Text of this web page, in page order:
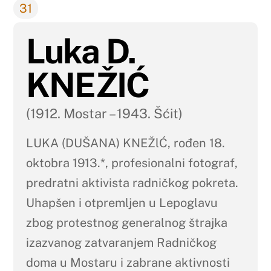
31
Luka D.
KNEŽIĆ
(1912. Mostar – 1943. Šćit)
LUKA (DUŠANA) KNEŽlĆ, rođen 18.
oktobra 1913.*, profesionalni fotograf,
predratni aktivista radničkog pokreta.
Uhapšen i otpremljen u Lepoglavu
zbog protestnog generalnog štrajka
izazvanog zatvaranjem Radničkog
doma u Mostaru i zabrane aktivnosti